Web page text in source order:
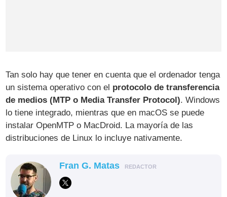
Tan solo hay que tener en cuenta que el ordenador tenga
un sistema operativo con el protocolo de transferencia
de medios (MTP o Media Transfer Protocol). Windows
lo tiene integrado, mientras que en macOS se puede
instalar OpenMTP o MacDroid. La mayoría de las
distribuciones de Linux lo incluye nativamente.
Fran G. Matas REDACTOR